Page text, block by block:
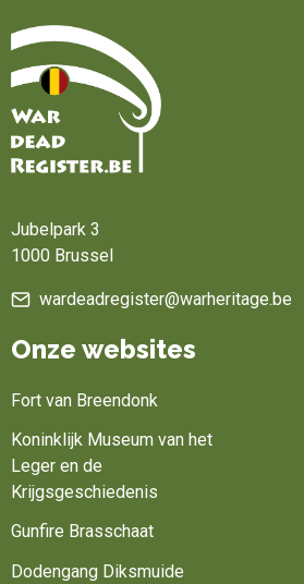
Jubelpark 3
1000 Brussel
wardeadregister@warheritage.be
Onze websites
Fort van Breendonk
Koninklijk Museum van het
Leger en de
Krijgsgeschiedenis
Gunfire Brasschaat
Dodengang Diksmuide